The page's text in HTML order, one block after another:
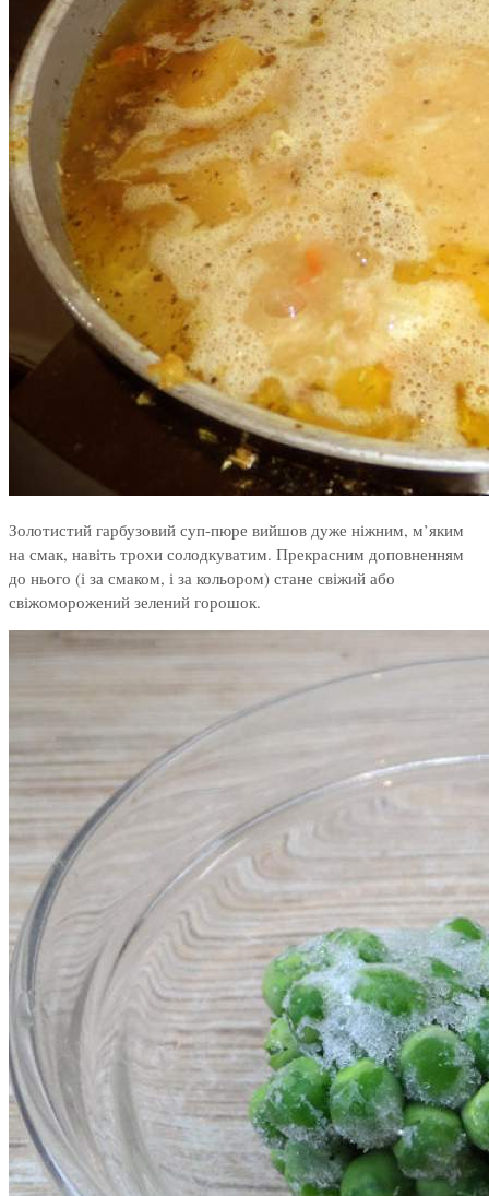
Золотистий гарбузовий суп-пюре вийшов дуже ніжним, м’яким
на смак, навіть трохи солодкуватим. Прекрасним доповненням
до нього (і за смаком, і за кольором) стане свіжий або
свіжоморожений зелений горошок.